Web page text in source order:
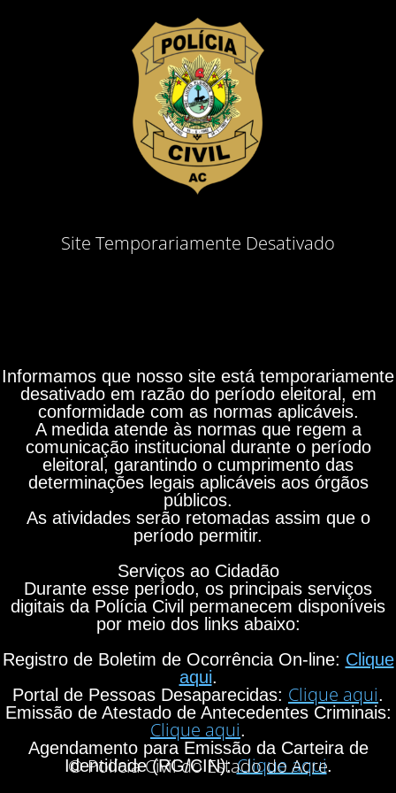
Site Temporariamente Desativado
Informamos que nosso site está temporariamente
desativado em razão do período eleitoral, em
conformidade com as normas aplicáveis.
A medida atende às normas que regem a
comunicação institucional durante o período
eleitoral, garantindo o cumprimento das
determinações legais aplicáveis aos órgãos
públicos.
As atividades serão retomadas assim que o
período permitir.
Serviços ao Cidadão
Durante esse período, os principais serviços
digitais da Polícia Civil permanecem disponíveis
por meio dos links abaixo:
Registro de Boletim de Ocorrência On-line: Clique
aqui.
Portal de Pessoas Desaparecidas: Clique aqui.
Emissão de Atestado de Antecedentes Criminais:
Clique aqui.
Agendamento para Emissão da Carteira de
Identidade (RG/CIN):Clique aqui.
© Polícia Civil do Estado do Acre